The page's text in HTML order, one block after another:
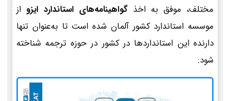
مختلف، موفق به اخذ گواهینامه‌های استاندارد ایزو از
موسسه استاندارد کشور آلمان شده است تا به‌عنوان تنها
دارنده این استانداردها در کشور در حوزه ترجمه شناخته
شود: